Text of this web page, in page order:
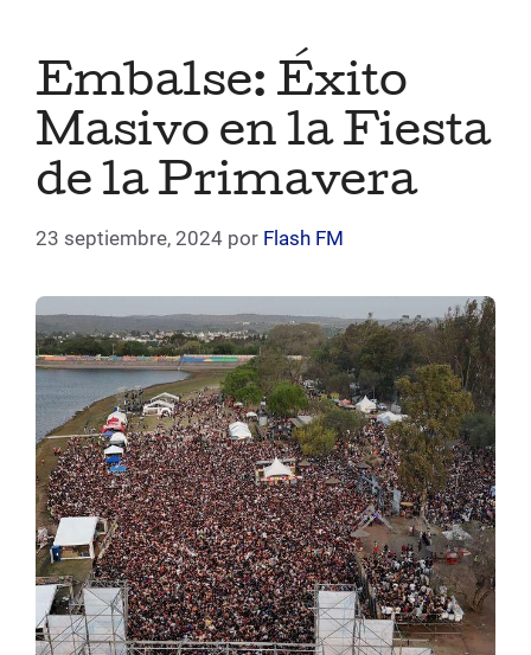
Embalse: Éxito
Masivo en la Fiesta
de la Primavera
23 septiembre, 2024 por Flash FM